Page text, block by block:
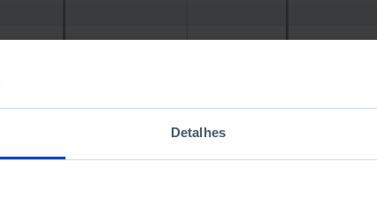
Detalhes1.575.679